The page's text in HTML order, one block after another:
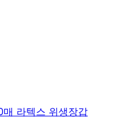
라텍스 위생장갑